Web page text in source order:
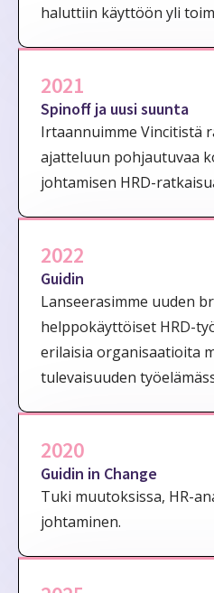
haluttiin käyttöön yli
2021
Spinoff ja uusi suunta
Irtaannuimme Vincitistä
ajatteluun pohjautuvaa
johtamisen HRD-
2022
Guidin
Lanseerasimme uuden
helppokäyttöiset HRD-
erilaisia organisaatioita
tulevaisuuden
2020
Guidin in Change
Tuki muutoksissa, HR-
johtaminen.